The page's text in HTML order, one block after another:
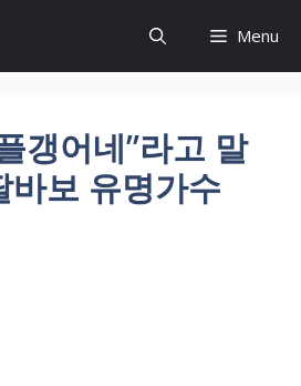
Menu
갱어네”라고 말
바보 유명가수